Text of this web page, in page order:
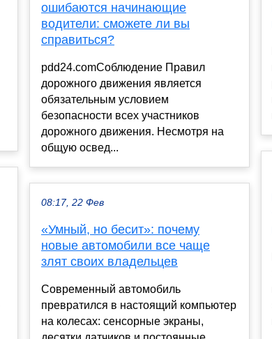
ошибаются начинающие
водители: сможете ли вы
справиться?
pdd24.comСоблюдение Правил
дорожного движения является
обязательным условием
безопасности всех участников
дорожного движения. Несмотря на
общую освед...
08:17, 22 Фев
«Умный, но бесит»: почему
новые автомобили все чаще
злят своих владельцев
Современный автомобиль
превратился в настоящий компьютер
на колесах: сенсорные экраны,